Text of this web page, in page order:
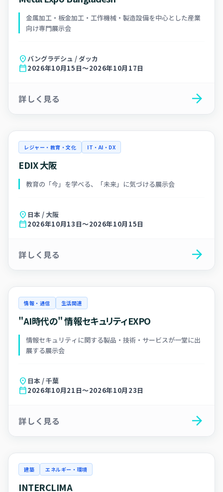
金属加工・板金加工・工作機械・製造設備を中心とした産業
向け専門展示会
location_onバングラデシュ / ダッカ
calendar_today2026年10月15日～2026年10月17日
詳しく見る arrow_forward
レジャー・教育・文化 IT・AI・DX
EDIX 大阪
教育の「今」を学べる、「未来」に気づける展示会
location_on 日本 / 大阪
calendar_today2026年10月13日～2026年10月15日
詳しく見る arrow_forward
情報・通信 生活関連
"AI時代の" 情報セキュリティEXPO
情報セキュリティに関する製品・技術・サービスが一堂に出
展する展示会
location_on 日本 / 千葉
calendar_today2026年10月21日～2026年10月23日
詳しく見る arrow_forward
建築 エネルギー・環境
INTERCLIMA